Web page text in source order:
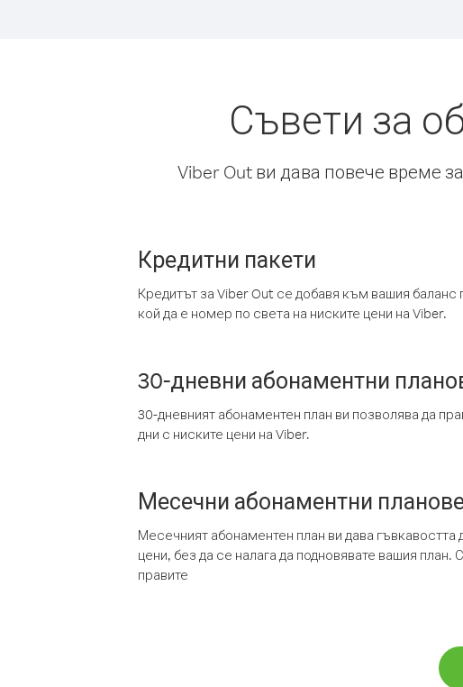
Съвети за
Viber Out ви дава повече време
Кредитни пакети
Кредитът за Viber Out се добавя към вашия
кой да е номер по света на ниските цени на Viber.
30-дневни абонаментни
30-дневният абонаментен план ви позволява да
дни с ниските цени на Viber.
Месечни абонаментни
Месечният абонаментен план ви дава
цени, без да се налага да подновявате вашия
правите